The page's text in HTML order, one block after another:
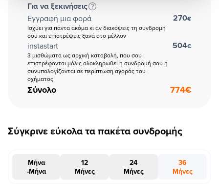
Για να ξεκινήσεις
Εγγραφή μια φορά
Ισχύει για πάντα ακόμα κι αν διακόψεις τη συνδρομή
σου και επιστρέψεις ξανά στο μέλλον
270€
instastart
3 μισθώματα ως αρχική καταβολή, που σου
επιστρέφονται μόλις ολοκληρωθεί η συνδρομή σου ή
συνυπολογίζονται σε περίπτωση αγοράς του
οχήματος
504€
Σύνολο 774€
Σύγκρινε εύκολα τα πακέτα συνδρομής
Μήνα
-Μήνα
12
Μήνες
24
Μήνες
36
Μήνες